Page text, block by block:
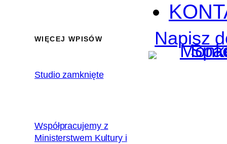
Napisz
WIĘCEJ WPISÓW
Studio zamknięte
Współpracujemy z
Ministerstwem Kultury i